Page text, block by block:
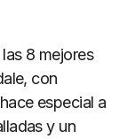
8 mejores
con
especial a
y un